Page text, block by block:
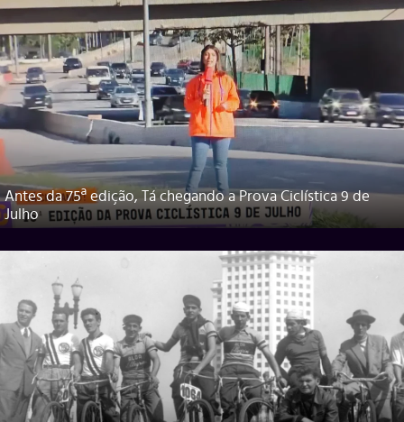
Antes da 75ª edição, Tá chegando a Prova Ciclística 9 de
Julho